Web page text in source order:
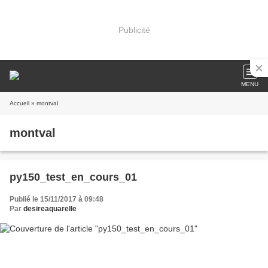
Publicité
MENU
Accueil » montval
montval
py150_test_en_cours_01
Publié le 15/11/2017 à 09:48
Par desireaquarelle